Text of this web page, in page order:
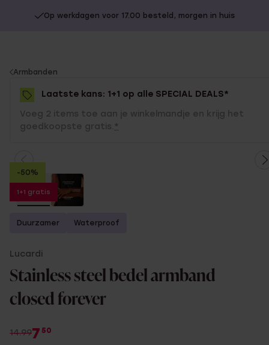
Op werkdagen voor 17.00 besteld, morgen in huis
You
are
here:
Armbanden
Laatste kans: 1+1 op alle SPECIAL DEALS*
Voeg 2 items toe aan je winkelmandje en krijg het
goedkoopste gratis. *
-50%
1+1 gratis
Duurzamer Waterproof
Lucardi
Stainless steel bedel armband
closed forever
14.997 50